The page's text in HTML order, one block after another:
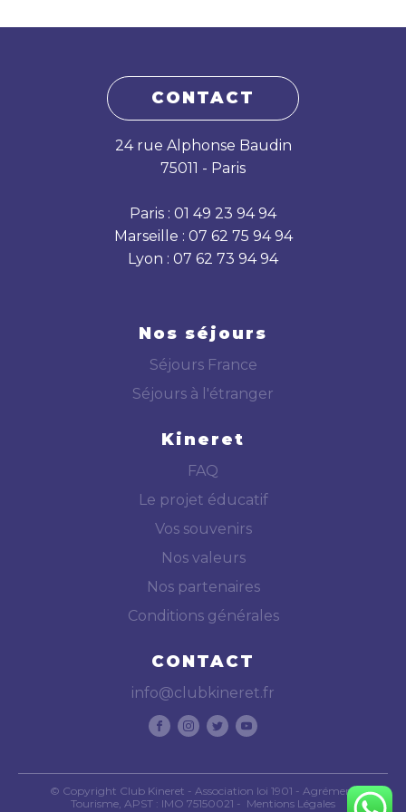
CONTACT
24 rue Alphonse Baudin
75011 - Paris
Paris : 01 49 23 94 94
Marseille : 07 62 75 94 94
Lyon : 07 62 73 94 94
Nos séjours
Séjours France
Séjours à l'étranger
Kineret
FAQ
Le projet éducatif
Vos souvenirs
Nos valeurs
Nos partenaires
Conditions générales
CONTACT
info@clubkineret.fr
© Copyright Club Kineret - Association loi 1901 - Agrément
Tourisme, APST : IMO 75150021 - Mentions Légales